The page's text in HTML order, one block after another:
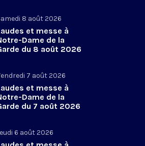
8 août 2026
et messe à
Dame de la
du 8 août 2026
7 août 2026
et messe à
Dame de la
du 7 août 2026
6 août 2026